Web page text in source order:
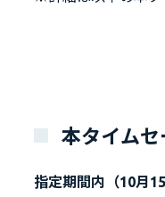
本タイム
指定期間内（10月